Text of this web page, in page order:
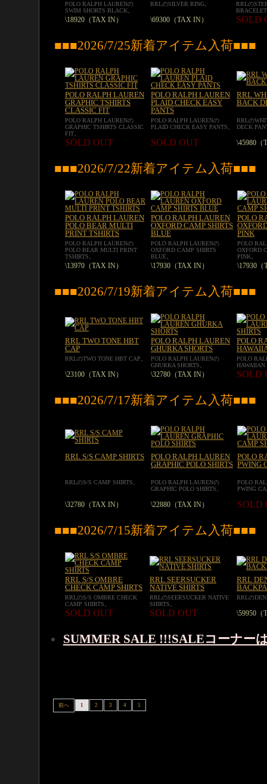
POLO RALPH LAURENの
SWIM SHORTS BLACK。
RRLのSILVER RING。
RRLの
\18920（TAX IN） \69300（TAX IN） SOLD
■■■2026/7/25新着アイテム入荷■■■
POLO RALPH LAUREN
GRAPHIC TSHIRTS
CLASSIC FIT
POLO RALPH LAUREN
PLAID CHECK EASY
PANTS
RRL
BACK
POLO RALPH LAURENの
GRAPHIC TSHIRTS CLASSIC
FIT。
POLO RALPH LAURENの
PLAID CHECK EASY PANTS。
RRLの
DECK
SOLD OUT SOLD OUT \45980（
■■■2026/7/22新着アイテム入荷■■■
POLO RALPH LAUREN
POLO BEAR MULTI
PRINT TSHIRTS
POLO RALPH LAUREN
OXFORD CAMP SHIRTS
BLUE
POLO
PINK
POLO RALPH LAURENの
POLO BEAR MULTI PRINT
TSHIRTS。
POLO RALPH LAURENの
OXFORD CAMP SHIRTS
BLUE。
POLO
OXFORD
PINK。
\13970（TAX IN） \17930（TAX IN） \17930
■■■2026/7/19新着アイテム入荷■■■
RRL TWO TONE HBT
CAP
POLO RALPH LAUREN
GHURKA SHORTS
POLO
RRLのTWO TONE HBT CAP。
POLO RALPH LAURENの
GHURKA SHORTS。
POLO
HAWAIIAN
\23100（TAX IN） \32780（TAX IN） SOLD
■■■2026/7/17新着アイテム入荷■■■
RRL S/S CAMP SHIRTS
POLO RALPH LAUREN
GRAPHIC POLO SHIRTS
POLO
PWING
RRLのS/S CAMP SHIRTS。
POLO RALPH LAURENの
GRAPHIC POLO SHIRTS。
POLO
PWING
\32780（TAX IN） \22880（TAX IN） SOLD
■■■2026/7/15新着アイテム入荷■■■
RRL S/S OMBRE
CHECK CAMP SHIRTS
RRL SEERSUCKER
NATIVE SHIRTS
RRL
RRLのS/S OMBRE CHECK
CAMP SHIRTS。
RRLのSEERSUCKER NATIVE
SHIRTS。
RRLの
SOLD OUT SOLD OUT \59950（
SUMMER SALE !!!SALEコーナー
前へ 1 2 3 4 5